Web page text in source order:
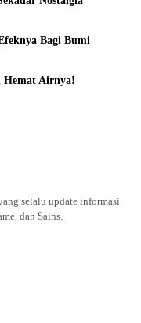
Bagi Bumi
Hemat Airnya!
selalu update informasi
dan Sains.